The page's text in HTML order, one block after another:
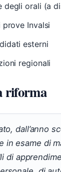
degli orali (a
Invalsi
esterni
regionali
riforma
dall’anno
in esame di
di